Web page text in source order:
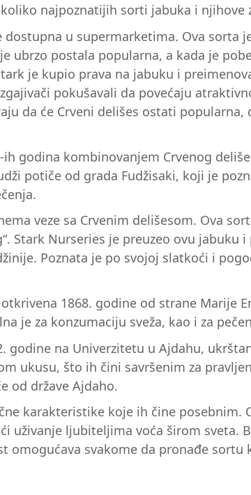
najpoznatijih sorti jabuka i njihove
u supermarketima. Ova sorta
ubrzo postala popularna, a kada je
je kupio prava na jabuku i
pokušavali da povećaju
da će Crveni delišes ostati
godina kombinovanjem Crvenog
potiče od grada Fudžisaki, koji je
veze sa Crvenim delišesom. Ova
Stark Nurseries je preuzeo ovu
Poznata je po svojoj slatkoći i
1868. godine od strane Marije
je za konzumaciju sveža, kao i za
na Univerzitetu u Ajdahu,
ukusu, što ih čini savršenim za
od države Ajdaho.
karakteristike koje ih čine posebnim.
ljubiteljima voća širom sveta.
svakome da pronađe sortu